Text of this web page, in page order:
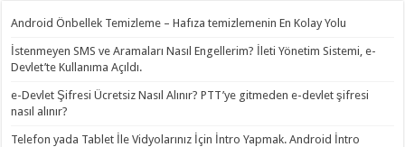
Android Önbellek Temizleme – Hafıza temizlemenin En Kolay Yolu
İstenmeyen SMS ve Aramaları Nasıl Engellerim? İleti Yönetim Sistemi, e-
Devlet’te Kullanıma Açıldı.
e-Devlet Şifresi Ücretsiz Nasıl Alınır? PTT’ye gitmeden e-devlet şifresi
nasıl alınır?
Telefon yada Tablet İle Vidyolarınız İçin İntro Yapmak. Android İntro